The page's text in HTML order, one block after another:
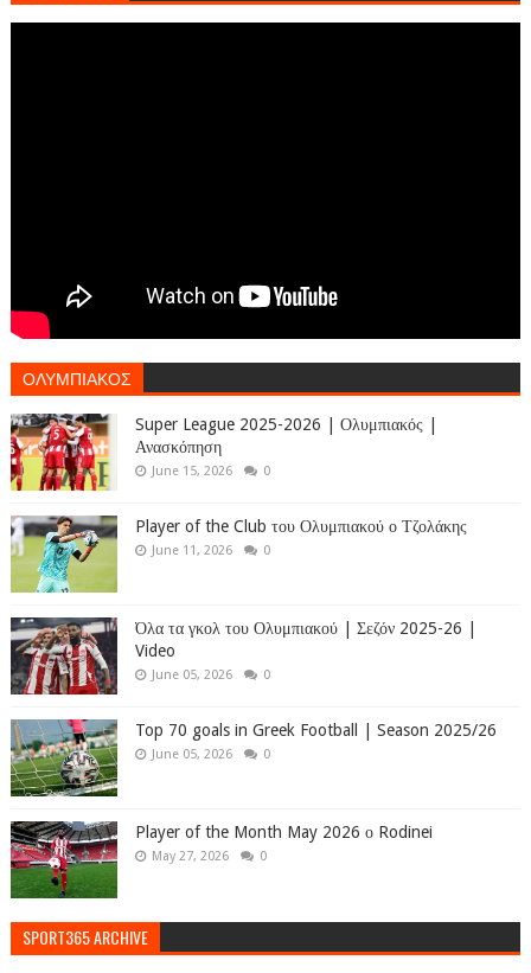
ΟΛΥΜΠΙΑΚΟΣ
Super League 2025-2026 | Ολυμπιακός |
Ανασκόπηση
June 15, 2026 0
Player of the Club του Ολυμπιακού ο Τζολάκης
June 11, 2026 0
Όλα τα γκολ του Ολυμπιακού | Σεζόν 2025-26 |
Video
June 05, 2026 0
Top 70 goals in Greek Football | Season 2025/26
June 05, 2026 0
Player of the Month May 2026 ο Rodinei
May 27, 2026 0
SPORT365 ARCHIVE